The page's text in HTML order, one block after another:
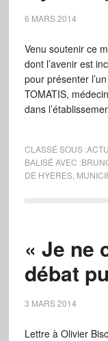
6 MARS 2014
Venu soutenir ce
dont l’avenir est
pour présenter
TOMATIS,
dans
CLASSÉ SOUS :
BALISÉ AVEC :
DE HYÈRES,
« Je ne
débat
3 MARS 2014
Lettre à Olivier